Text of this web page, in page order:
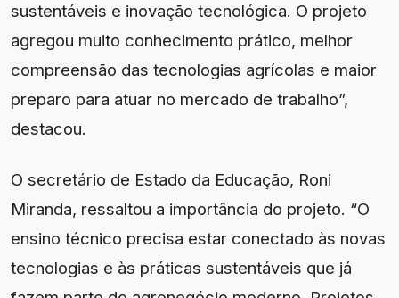
sustentáveis e inovação tecnológica. O projeto
agregou muito conhecimento prático, melhor
compreensão das tecnologias agrícolas e maior
preparo para atuar no mercado de trabalho”,
destacou.
O secretário de Estado da Educação, Roni
Miranda, ressaltou a importância do projeto. “O
ensino técnico precisa estar conectado às novas
tecnologias e às práticas sustentáveis que já